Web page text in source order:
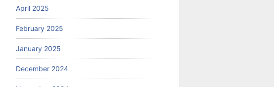
April 2025
February 2025
January 2025
December 2024